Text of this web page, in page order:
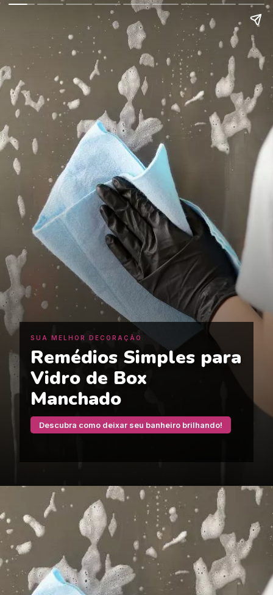
SUA MELHOR DECORAÇÃO
Remédios Simples para
Vidro de Box
Manchado
Descubra como deixar seu banheiro brilhando!